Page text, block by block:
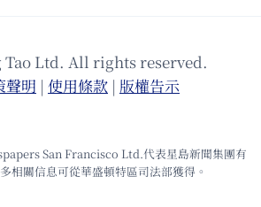
Tao Ltd. All rights reserved.
聲明 | 使⽤條款 | 版權告⽰
San Francisco Ltd.代表星島新聞集團有
相關信息可從華盛頓特區司法部獲得。